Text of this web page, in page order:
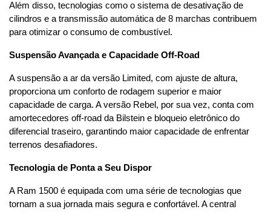
Além disso, tecnologias como o sistema de desativação de
cilindros e a transmissão automática de 8 marchas contribuem
para otimizar o consumo de combustível.
Suspensão Avançada e Capacidade Off-Road
A suspensão a ar da versão Limited, com ajuste de altura,
proporciona um conforto de rodagem superior e maior
capacidade de carga. A versão Rebel, por sua vez, conta com
amortecedores off-road da Bilstein e bloqueio eletrônico do
diferencial traseiro, garantindo maior capacidade de enfrentar
terrenos desafiadores.
Tecnologia de Ponta a Seu Dispor
A Ram 1500 é equipada com uma série de tecnologias que
tornam a sua jornada mais segura e confortável. A central